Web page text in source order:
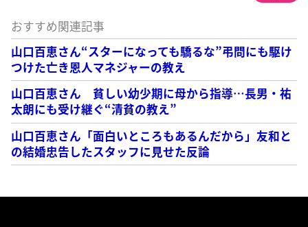
おすすめ関連記事
山口百恵さん“スターになっても驕るな”弔問にも駆け
つけた亡き恩人マネジャーの教え
山口百恵さん 貧しい幼少期に母から指導…長男・祐
太朗にも受け継ぐ“清貧の教え”
山口百恵さん「面白いところもあるんだから」友和と
の結婚忠告したスタッフに見せた反論